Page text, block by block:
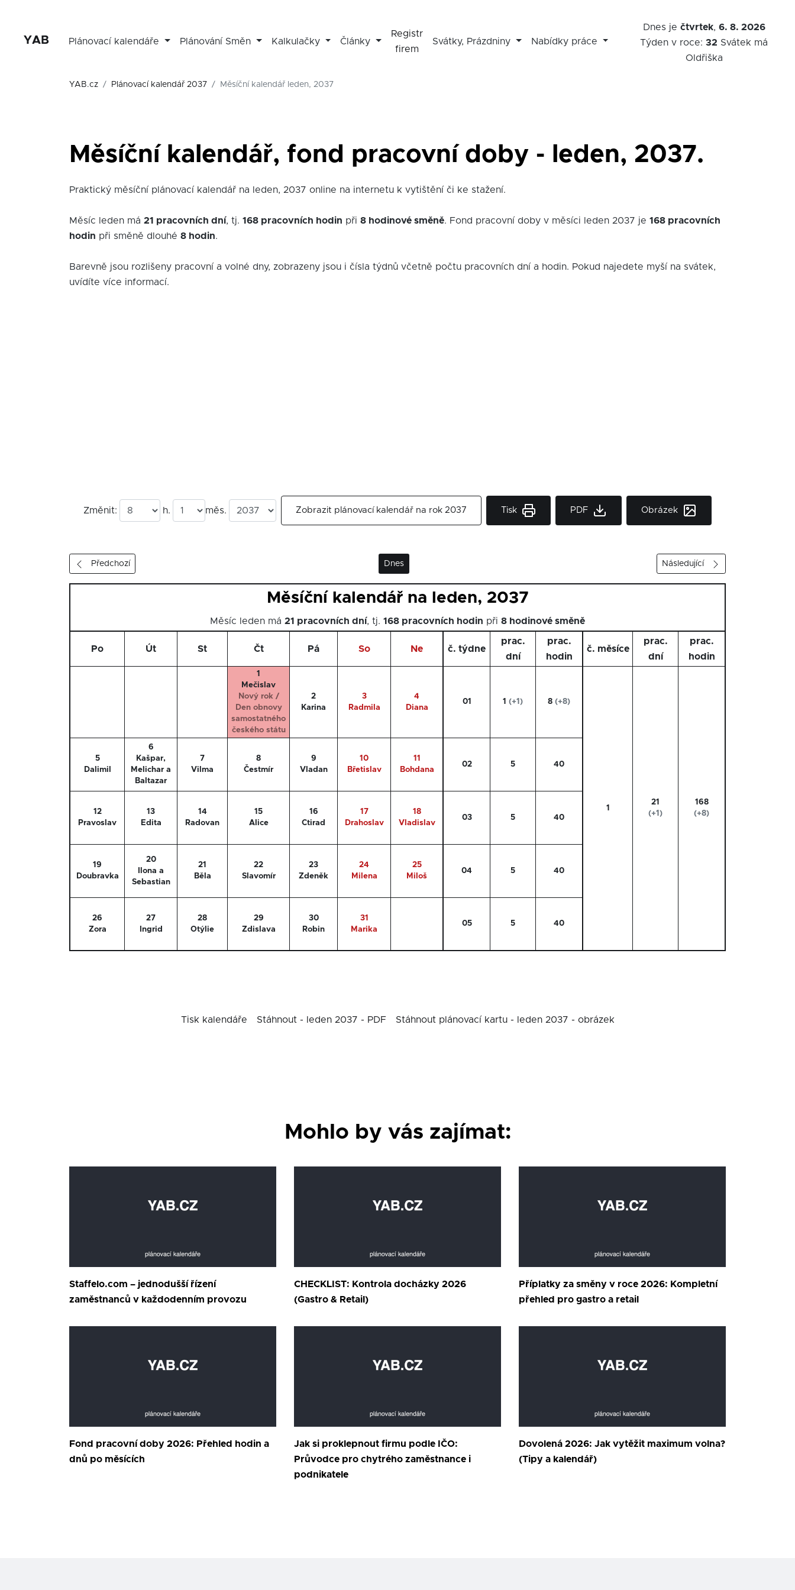
YAB Plánovací kalendáře Plánování Směn Kalkulačky Články
Registr
firem
Svátky, Prázdniny Nabídky práce
Dnes je čtvrtek, 6. 8. 2026
Týden v roce:32 Svátek má
Oldřiška
YAB.cz Plánovací kalendář 2037 Měsíční kalendář leden, 2037
Měsíční kalendář, fond pracovní doby - leden, 2037.
Praktický měsíční plánovací kalendář na leden, 2037 online na internetu k vytištění či ke stažení.
Měsíc leden má 21 pracovních dní, tj. 168 pracovních hodin při 8 hodinové směně. Fond pracovní doby v měsíci leden 2037 je 168 pracovních
hodin při směně dlouhé 8 hodin.
Barevně jsou rozlišeny pracovní a volné dny, zobrazeny jsou i čísla týdnů včetně počtu pracovních dní a hodin. Pokud najedete myší na svátek,
uvídíte více informací.
Změnit: h. měs. Zobrazit plánovací kalendář na rok 2037 Tisk PDF Obrázek
Předchozí Dnes Následující
Měsíční kalendář na leden, 2037
Měsíc leden má 21 pracovních dní, tj. 168 pracovních hodin při 8 hodinové směně
Po Út St Čt Pá So Ne č. týdne
prac.
dní
prac.
hodin
č. měsíce
prac.
dní
prac.
hodin
1
Mečislav
Nový rok /
Den obnovy
samostatného
českého státu
2
Karina
3
Radmila
4
Diana
01 1 (+1) 8 (+8)
1
21
(+1)
168
(+8)
5
Dalimil
6
Kašpar,
Melichar a
Baltazar
7
Vilma
8
Čestmír
9
Vladan
10
Břetislav
11
Bohdana
02 5 40
12
Pravoslav
13
Edita
14
Radovan
15
Alice
16
Ctirad
17
Drahoslav
18
Vladislav
03 5 40
19
Doubravka
20
Ilona a
Sebastian
21
Běla
22
Slavomír
23
Zdeněk
24
Milena
25
Miloš
04 5 40
26
Zora
27
Ingrid
28
Otýlie
29
Zdislava
30
Robin
31
Marika
05 5 40
Tisk kalendáře Stáhnout - leden 2037 - PDF Stáhnout plánovací kartu - leden 2037 - obrázek
Mohlo by vás zajímat:
Staffelo.com – jednodušší řízení
zaměstnanců v každodenním provozu
CHECKLIST: Kontrola docházky 2026
(Gastro & Retail)
Příplatky za směny v roce 2026: Kompletní
přehled pro gastro a retail
Fond pracovní doby 2026: Přehled hodin a
dnů po měsících
Jak si proklepnout firmu podle IČO:
Průvodce pro chytrého zaměstnance i
podnikatele
Dovolená 2026: Jak vytěžit maximum volna?
(Tipy a kalendář)